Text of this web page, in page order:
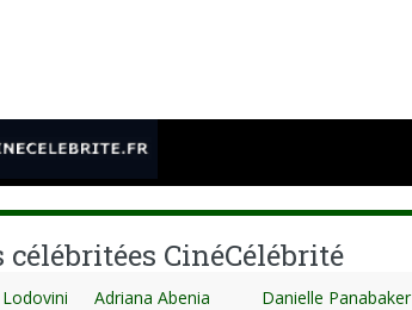
célébritées CinéCélébrité
Adriana Abenia Danielle Panabaker